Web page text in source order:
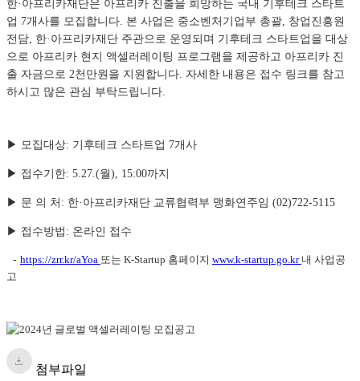
한·아프리카재단은 아프리카 진출을 희망하는 국내 기후테크 스타트
업 7개사를 모집합니다. 본 사업은 중소벤처기업부 총괄, 창업진흥원
전담, 한·아프리카재단 주관으로 운영되며 기후테크 스타트업을 대상
으로 아프리카 현지 액셀러레이팅 프로그램을 제공하고 아프리카 진
출 자금으로 2천만원을 지원합니다. 자세한 내용은 접수 링크를 참고
하시고 많은 관심 부탁드립니다.
▶ 모집대상: 기후테크 스타트업 7개사
▶ 접수기한: 5.27.(월), 15:00까지
▶ 문 의 처: 한·아프리카재단 교류협력부 맹화연주임 (02)722-5115
▶ 접수방법: 온라인 접수
- https://zrr.kr/aYoa 또는 K-Startup 홈페이지 www.k-startup.go.kr내 사업공
고
첨부파일